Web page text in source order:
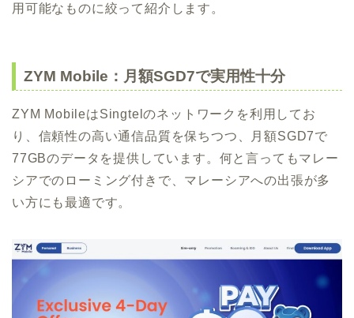
用可能なものに絞って紹介します。
ZYM Mobile：月額SGD7で実用性十分
ZYM MobileはSingtelのネットワークを利用してお
り、信頼性の高い通信品質を保ちつつ、月額SGD7で
77GBのデータを提供しています。何と言ってもマレー
シアでのローミング付きで、マレーシアへの出張が多
い方にも最適です。